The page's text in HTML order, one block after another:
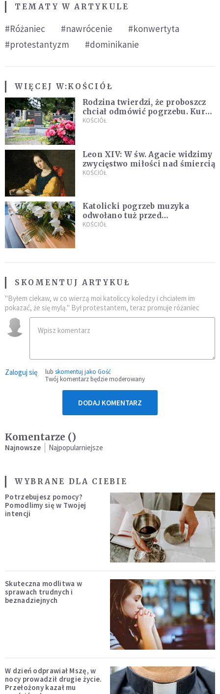
TEMATY W ARTYKULE
#Różaniec #nawrócenie
#konwertyta
#protestantyzm
#dominikanie
WIĘCEJ W:KOŚCIÓŁ
Rodzina twierdzi, że proboszcz
chciał odmówić pogrzebu. Kuria
zapowiada wyjaśnienia
KOŚCIÓŁ
Leon XIV: W św. Agacie widzimy
zwycięstwo miłości nad śmiercią
KOŚCIÓŁ
Katolicki pogrzeb muzyka
odwołano tuż przed
uroczystością. Powodem była
KOŚCIÓŁ
SKOMENTUJ ARTYKUŁ
"Byłem ciekaw, w co wierzą moi katoliccy koledzy i chciałem im
pokazać, że się mylą." Był protestantem, teraz promuje różaniec
Zaloguj się lub skomentuj jako Gość
Twój komentarz będzie moderowany
DODAJ KOMENTARZ
Komentarze ()
Najnowsze Najpopularniejsze
WYBRANE DLA CIEBIE
Potrzebujesz pomocy?
Pomodlimy się w Twojej
intencji
Skuteczna modlitwa w
sprawach trudnych i
beznadziejnych
W dzień odprawiał Mszę, w
nocy prowadził drugie życie.
Przełożony kazał mu